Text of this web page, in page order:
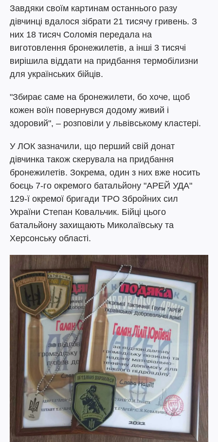
Завдяки своїм картинам останнього разу
дівчинці вдалося зібрати 21 тисячу гривень. З
них 18 тисяч Соломія передала на
виготовлення бронежилетів, а інші 3 тисячі
вирішила віддати на придбання термобілизни
для українських бійців.
"Збирає саме на бронежилети, бо хоче, щоб
кожен воїн повернувся додому живий і
здоровий", – розповіли у львівському кластері.
У ЛОК зазначили, що перший свій донат
дівчинка також скерувала на придбання
бронежилетів. Зокрема, один з них вже носить
боєць 7-го окремого батальйону "АРЕЙ УДА"
129-ї окремої бригади ТРО Збройних сил
України Степан Ковальчик. Бійці цього
батальйону захищають Миколаївську та
Херсонську області.